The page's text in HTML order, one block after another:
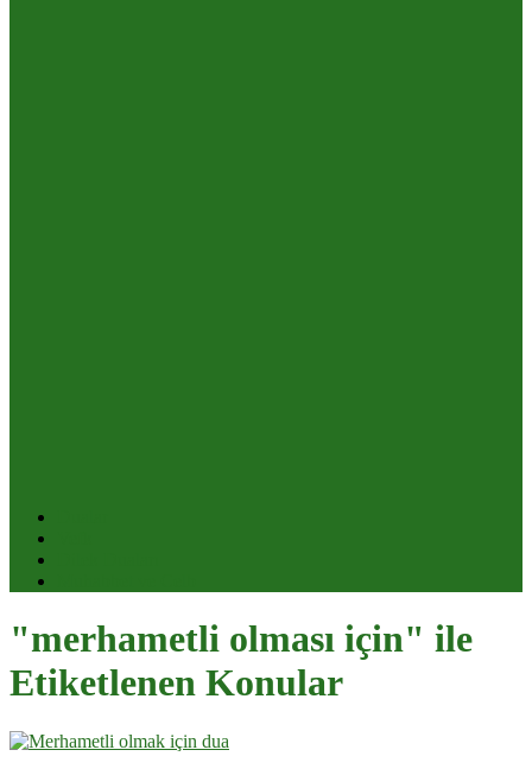
"merhametli olması için" ile
Etiketlenen Konular